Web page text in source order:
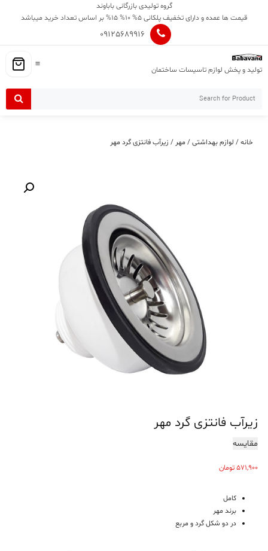
گروه تولیدی بازرگانی باباوند
قیمت ها عمده و دارای تخفیف پلکانی 5% 10% 15% بر اساس تعداد خرید میباشد
09125689916
تولید و پخش لوازم تاسیسات ساختمان
خانه/ لوازم بهداشتی/مهر / زیرآب فانتزی گرد مهر
زیرآب فانتزی گرد مهر
مقایسه
571,900 تومان
کامل
برند مهر
در دو شکل گرد و مربع